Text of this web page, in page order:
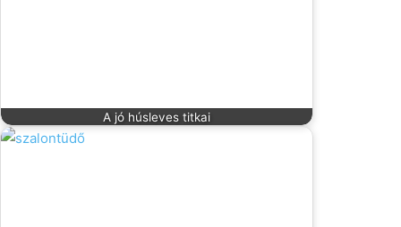
A jó húsleves titkai